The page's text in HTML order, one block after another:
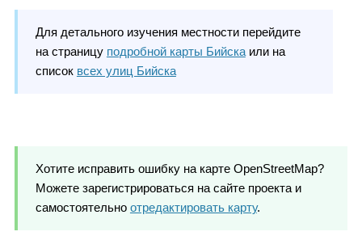
Для детального изучения местности перейдите
на страницу подробной карты Бийскаили на
список всех улиц Бийска
Хотите исправить ошибку на карте OpenStreetMap?
Можете зарегистрироваться на сайте проекта и
самостоятельно отредактировать карту.